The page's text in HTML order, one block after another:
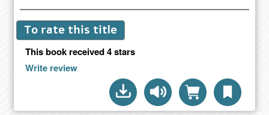
To rate this title
This book received 4 stars
Write review